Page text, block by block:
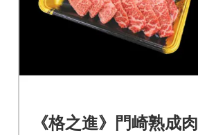
《格之進》門崎熟成肉